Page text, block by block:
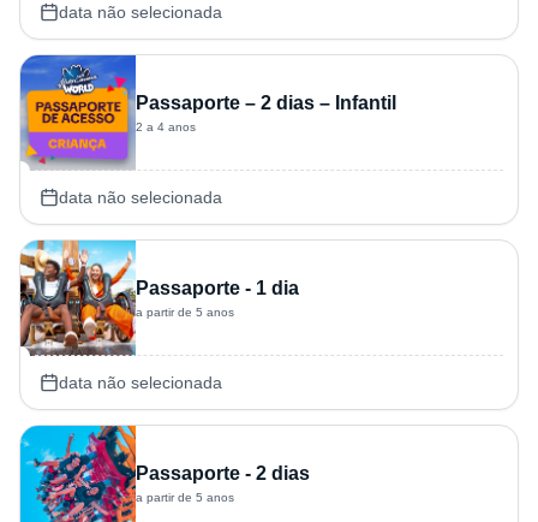
data não selecionada
Passaporte – 2 dias – Infantil
2 a 4 anos
data não selecionada
Passaporte - 1 dia
a partir de 5 anos
data não selecionada
Passaporte - 2 dias
a partir de 5 anos